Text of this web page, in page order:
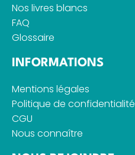
Nos livres blancs
FAQ
Glossaire
INFORMATIONS
Mentions légales
Politique de confidentialité
CGU
Nous connaître